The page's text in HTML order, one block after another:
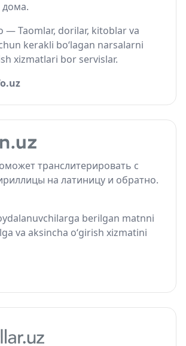
дома.
— Taomlar, dorilar, kitoblar va
kerakli bo‘lagan narsalarni
xizmatlari bor servislar.
транслитерировать с
на латиницу и обратно.
berilgan matnni
va aksincha o‘girish xizmatini